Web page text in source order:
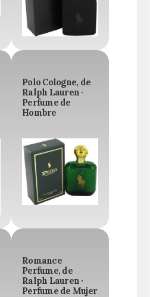
Polo Cologne, de
Ralph Lauren ·
Perfume de
Hombre
Romance
Perfume, de
Ralph Lauren ·
Perfume de Mujer